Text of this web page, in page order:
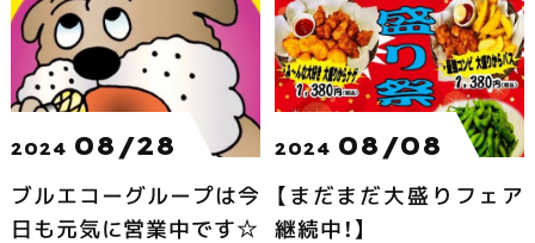
2024 08/28
ブルエコーグループは今
日も元気に営業中です☆
2024 08/08
【まだまだ大盛りフェア
継続中！】